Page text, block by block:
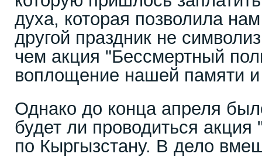
духа, которая позволила
другой праздник не
чем акция "Бессмертный
воплощение нашей памяти
Однако до конца апреля
будет ли проводиться
по Кыргызстану. В дело